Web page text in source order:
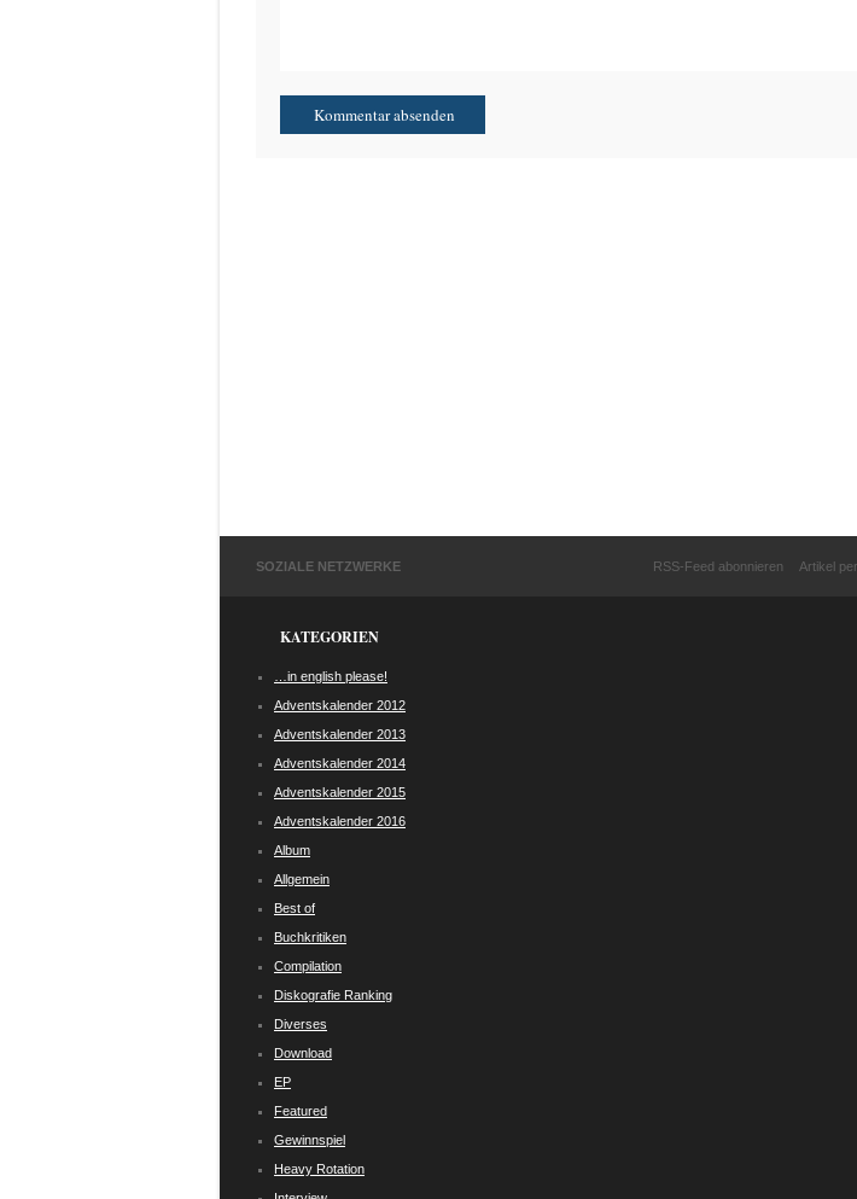
SOZIALE NETZWERKE RSS-Feed abonnieren Artikel
KATEGORIEN
…in english please!
Adventskalender 2012
Adventskalender 2013
Adventskalender 2014
Adventskalender 2015
Adventskalender 2016
Album
Allgemein
Best of
Buchkritiken
Compilation
Diskografie Ranking
Diverses
Download
EP
Featured
Gewinnspiel
Heavy Rotation